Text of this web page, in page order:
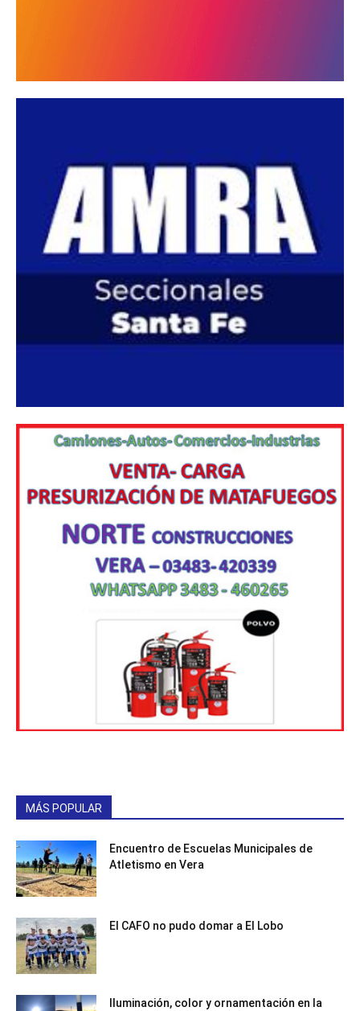
MÁS POPULAR
Encuentro de Escuelas Municipales de
Atletismo en Vera
El CAFO no pudo domar a El Lobo
Iluminación, color y ornamentación en la